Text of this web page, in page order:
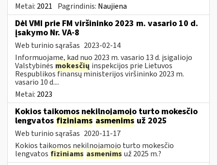
Metai: 2021 Pagrindinis: Naujiena
Dėl VMI prie FM viršininko 2023 m. vasario 10 d.
įsakymo Nr. VA-8
Web turinio sąrašas 2023-02-14
Informuojame, kad nuo 2023 m. vasario 13 d. įsigaliojo
Valstybinės mokesčių inspekcijos prie Lietuvos
Respublikos finansų ministerijos viršininko 2023 m.
vasario 10 d....
Metai: 2023
Kokios taikomos nekilnojamojo turto mokesčio
lengvatos fiziniams asmenims už 2025
Web turinio sąrašas 2020-11-17
Kokios taikomos nekilnojamojo turto mokesčio
lengvatos fiziniams asmenims už 2025 m.?